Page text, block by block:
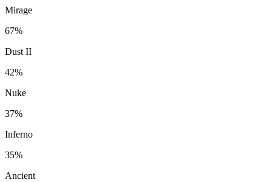
Mirage
67%
Dust II
42%
Nuke
37%
Inferno
35%
Ancient